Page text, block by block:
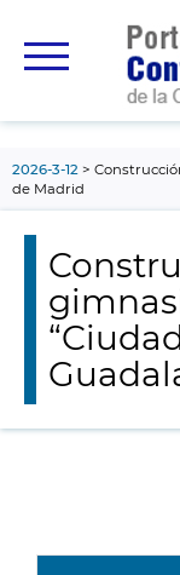
principal
2026-3-12
de Madrid